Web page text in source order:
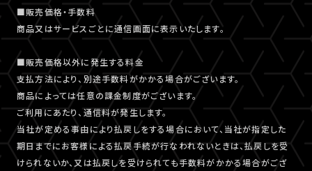
■販売価格・手数料
商品又はサービスごとに通信画面に表示いたします。
■販売価格以外に発生する料金
支払方法により、別途手数料がかかる場合がございます。
商品によっては任意の課金制度がございます。
ご利用にあたり、通信料が発生します。
当社が定める事由により払戻しをする場合において、当社が指定した
期日までにお客様による払戻手続が行なわれないときは、払戻しを受
けられないか、又は払戻しを受けられても手数料がかかる場合がござ